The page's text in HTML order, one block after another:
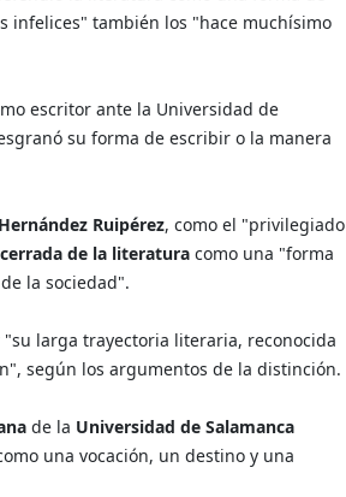
infelices" también los "hace muchísimo
escritor ante la Universidad de
su forma de escribir o la manera
Ruipérez, como el "privilegiado
de la literatura como una "forma
la sociedad".
larga trayectoria literaria, reconocida
según los argumentos de la distinción.
de la Universidad de Salamanca
una vocación, un destino y una